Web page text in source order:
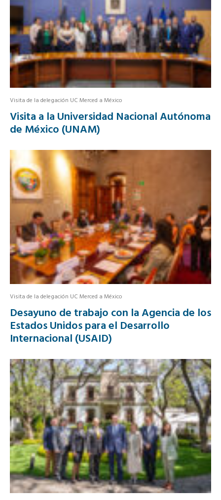
Visita de la delegación UC Merced a México
Visita a la Universidad Nacional Autónoma
de México (UNAM)
Visita de la delegación UC Merced a México
Desayuno de trabajo con la Agencia de los
Estados Unidos para el Desarrollo
Internacional (USAID)